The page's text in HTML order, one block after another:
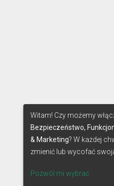
Witam! Czy możemy
Bezpieczeństwo,
& Marketing? W każdej
zmienić lub wycofać
Pozwól mi wybrać